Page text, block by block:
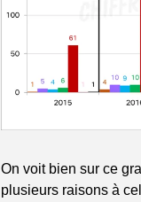
On voit bien sur ce
plusieurs raisons à